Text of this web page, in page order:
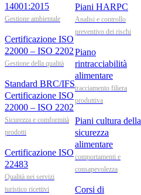
14001:2015
Gestione ambientale
Certificazione ISO
22000 – ISO 2202
Gestione della qualità
Standard BRC/IFS
Certificazione ISO
22000 – ISO 2202
Sicurezza e comformità
prodotti
Certificazione ISO
22483
Qualità nei servizi
turistico ricettivi
Piani HARPC
Analisi e controllo
preventivo dei rischi
Piano
rintracciabilità
alimentare
tracciamento filiera
produttiva
Piani cultura della
sicurezza
alimentare
comportamenti e
consapevolezza
Corsi di